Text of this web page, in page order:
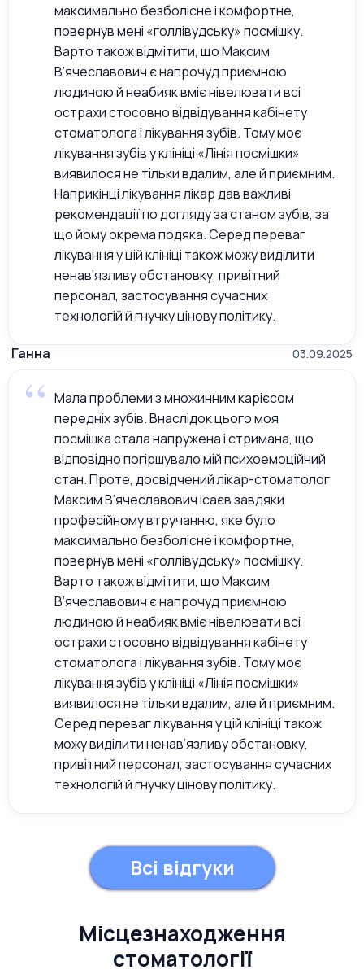
максимально безболісне і комфортне,
повернув мені «голлівудську» посмішку.
Варто також відмітити, що Максим
В’ячеславович є напрочуд приємною
людиною й неабияк вміє нівелювати всі
острахи стосовно відвідування кабінету
стоматолога і лікування зубів. Тому моє
лікування зубів у клініці «Лінія посмішки»
виявилося не тільки вдалим, але й приємним.
Наприкінці лікування лікар дав важливі
рекомендації по догляду за станом зубів, за
що йому окрема подяка. Серед переваг
лікування у цій клініці також можу виділити
ненав’язливу обстановку, привітний
персонал, застосування сучасних
технологій й гнучку цінову політику.
Ганна 03.09.2025
Мала проблеми з множинним карієсом
передніх зубів. Внаслідок цього моя
посмішка стала напружена і стримана, що
відповідно погіршувало мій психоемоційний
стан. Проте, досвідчений лікар-стоматолог
Максим В’ячеславович Ісаєв завдяки
професійному втручанню, яке було
максимально безболісне і комфортне,
повернув мені «голлівудську» посмішку.
Варто також відмітити, що Максим
В’ячеславович є напрочуд приємною
людиною й неабияк вміє нівелювати всі
острахи стосовно відвідування кабінету
стоматолога і лікування зубів. Тому моє
лікування зубів у клініці «Лінія посмішки»
виявилося не тільки вдалим, але й приємним.
Серед переваг лікування у цій клініці також
можу виділити ненав’язливу обстановку,
привітний персонал, застосування сучасних
технологій й гнучку цінову політику.
Всі відгуки
Місцезнаходження
стоматології